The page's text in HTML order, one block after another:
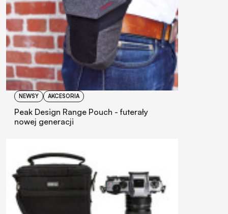
NEWSY AKCESORIA
Peak Design Range Pouch - futerały
nowej generacji